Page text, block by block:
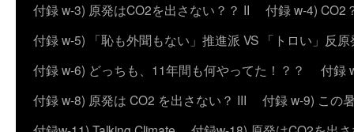
付録 w-3) 原発はCO2を出さない？？ II
付録 w-4) CO2
付録 w-5) 「恥も外聞もない」推進派 VS 「トロい」反
付録 w-6) どっちも、11年間も何やってた！？？
付録
付録 w-8) 原発は CO2 を出さない？ III
付録 w-9) この